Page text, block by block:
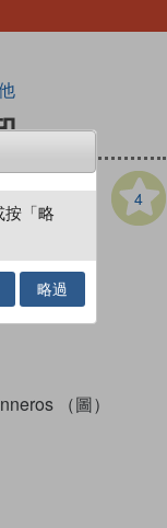
4
（圖）
按「略
略過